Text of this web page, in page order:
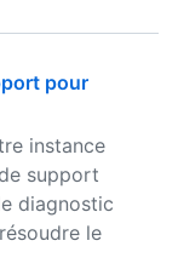
pour
instance
support
diagnostic
le